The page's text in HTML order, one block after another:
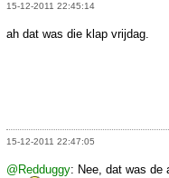
15-12-2011 22:45:14
ah dat was die klap vrijdag.
15-12-2011 22:47:05
@Redduggy: Nee, dat was de